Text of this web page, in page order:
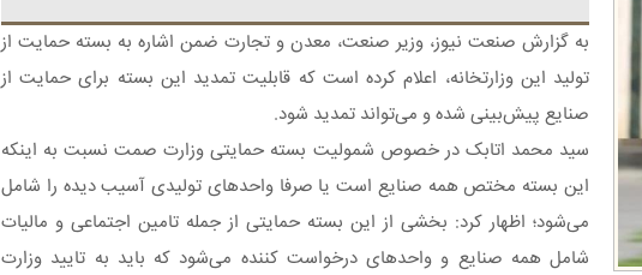
به گزارش صنعت نیوز، وزیر صنعت، معدن و تجارت ضمن اشاره به بسته حمایت از
تولید این وزارتخانه، اعلام کرده است که قابلیت تمدید این بسته برای حمایت از
صنایع پیش‌بینی شده و می‌تواند تمدید شود.
سید ‌محمد اتابک در خصوص شمولیت بسته‌ حمایتی وزارت صمت نسبت به اینکه
این بسته مختص همه صنایع است یا صرفا واحدهای تولیدی آسیب دیده را شامل
می‌شود؛ اظهار کرد: بخشی از این بسته حمایتی از جمله تامین اجتماعی و مالیات
شامل همه صنایع و واحدهای درخواست کننده می‌شود که باید به تایید وزارت